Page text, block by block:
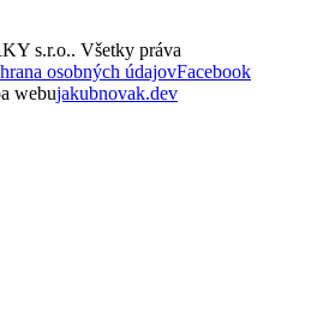
s.r.o.. Všetky práva
osobných údajovFacebook
webujakubnovak.dev